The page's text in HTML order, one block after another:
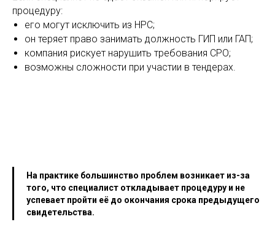
процедуру:
его могут исключить из НРС;
он теряет право занимать должность ГИП или ГАП;
компания рискует нарушить требования СРО;
возможны сложности при участии в тендерах.
На практике большинство проблем возникает из-за
того, что специалист откладывает процедуру и не
успевает пройти её до окончания срока предыдущего
свидетельства.